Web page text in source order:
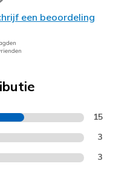
een beoordeling
15
3
3